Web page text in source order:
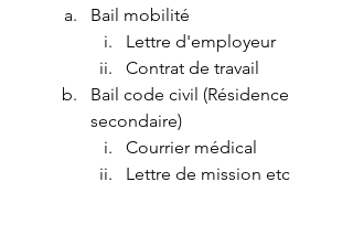
Bail mobilité
Lettre d'employeur
Contrat de travail
Bail code civil (Résidence
secondaire)
Courrier médical
Lettre de mission etc